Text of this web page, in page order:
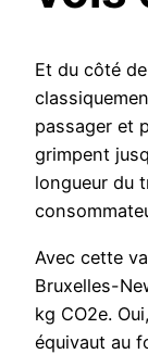
Et du côté de
passager et
grimpent
longueur du
Avec cette
Bruxelles-
kg CO2e.
équivaut au